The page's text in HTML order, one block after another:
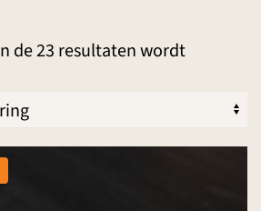
de 23 resultaten wordt